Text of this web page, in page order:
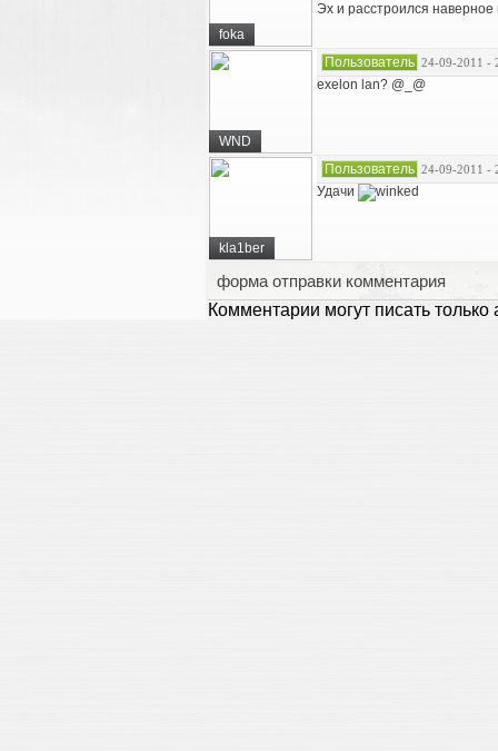
foka
Эх и расстроился наверное
WND
Пользователь 24-09-2011 -
exelon lan? @_@
kla1ber
Пользователь 24-09-2011 -
Удачи
форма отправки комментария
Комментарии могут писать